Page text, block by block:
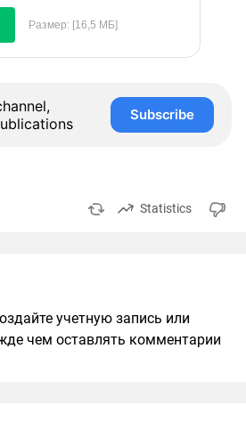
Размер: [16,5 МБ]
Subscribe
Statistics
учетную запись или
чем оставлять комментарии